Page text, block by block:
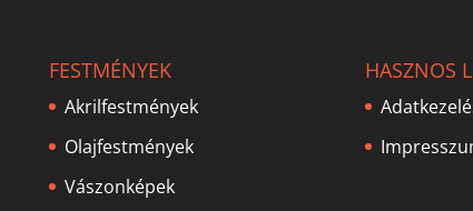
FESTMÉNYEK
Akrilfestmények
Olajfestmények
Vászonképek
HASZNOS